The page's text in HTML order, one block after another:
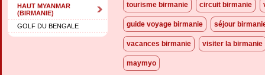
HAUT MYANMAR
(BIRMANIE)
GOLF DU BENGALE
tourisme birmanie circuit birmanie
guide voyage birmanie séjour
vacances birmanie visiter la birmanie
maymyo